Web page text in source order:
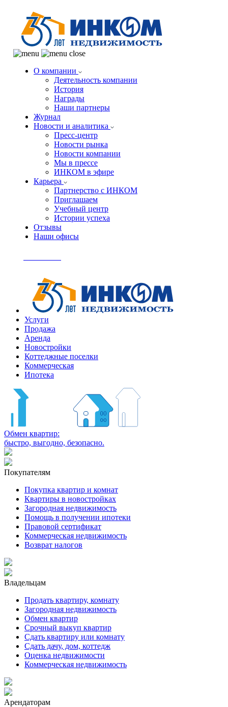
О компании
Деятельность компании
История
Награды
Наши партнеры
Журнал
Новости и аналитика
Пресс-центр
Новости рынка
Новости компании
Мы в прессе
ИНКОМ в эфире
Карьера
Партнерство с ИНКОМ
Приглашаем
Учебный центр
Истории успеха
Отзывы
Наши офисы
Услуги
Продажа
Аренда
Новостройки
Коттеджные поселки
Коммерческая
Ипотека
Обмен квартир:
быстро, выгодно, безопасно.
Покупателям
Покупка квартир и комнат
Квартиры в новостройках
Загородная недвижимость
Помощь в получении ипотеки
Правовой сертификат
Коммерческая недвижимость
Возврат налогов
Владельцам
Продать квартиру, комнату
Загородная недвижимость
Обмен квартир
Срочный выкуп квартир
Сдать квартиру или комнату
Сдать дачу, дом, коттедж
Оценка недвижимости
Коммерческая недвижимость
Арендаторам